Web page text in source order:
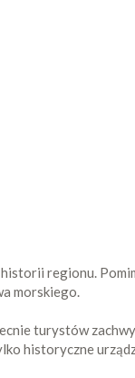
regionu.
morskiego.
turystów
historyczne